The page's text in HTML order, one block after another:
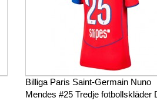
Billiga Paris Saint-Germain Nuno
Mendes #25 Tredje fotbollskläder